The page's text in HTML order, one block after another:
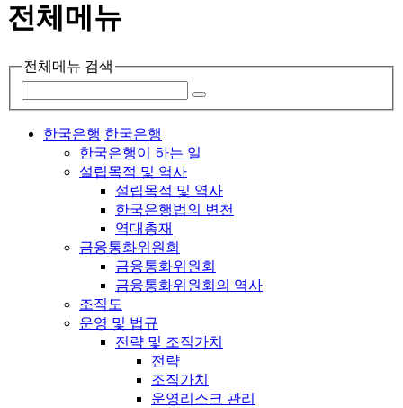
전체메뉴
전체메뉴 검색
한국은행 한국은행
한국은행이 하는 일
설립목적 및 역사
설립목적 및 역사
한국은행법의 변천
역대총재
금융통화위원회
금융통화위원회
금융통화위원회의 역사
조직도
운영 및 법규
전략 및 조직가치
전략
조직가치
운영리스크 관리